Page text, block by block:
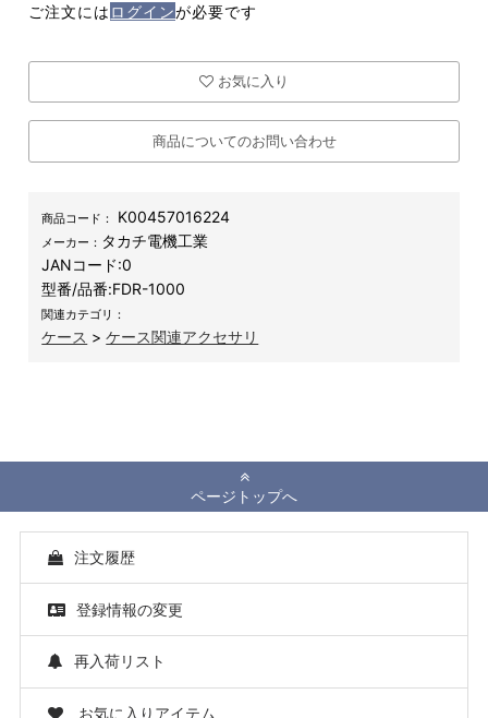
ご注文には ログインが必要です
お気に入り
商品についてのお問い合わせ
商品コード： K00457016224
メーカー： タカチ電機工業
JANコード:0
型番/品番:FDR-1000
関連カテゴリ：
ケース >ケース関連アクセサリ
ページトップへ
注文履歴
登録情報の変更
再入荷リスト
お気に入りアイテム